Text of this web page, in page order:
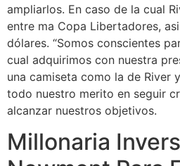
ampliarlos. En caso de la cual
entre ma Copa Libertadores,
dólares. “Somos conscientes
cual adquirimos con nuestra
una camiseta como la de River
todo nuestro merito en seguir
alcanzar nuestros objetivos.
Millonaria